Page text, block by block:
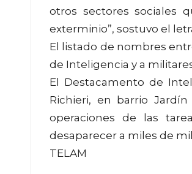
otros sectores sociales
exterminio”, sostuvo el
El listado de nombres
de Inteligencia y a
El Destacamento de
Richieri, en barrio
operaciones de las
desaparecer a miles de
TELAM